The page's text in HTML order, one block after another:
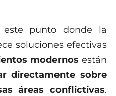
este punto donde la
soluciones efectivas
modernos están
directamente sobre
áreas conflictivas.